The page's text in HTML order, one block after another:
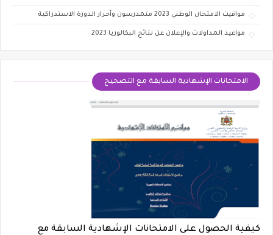
مواقيت الامتحان الوطني 2023 متمدرسون وأحرار الدورة الاستدراكية
مواعيد المداولات والإعلان عن نتائج البكالوريا 2023
الامتحانات الإشهادية السابقة مع التصحيح
كيفية الحصول على الامتحانات الإشهادية السابقة مع